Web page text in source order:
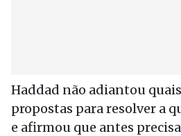
Haddad não adiantou
propostas para resolver a
e afirmou que antes